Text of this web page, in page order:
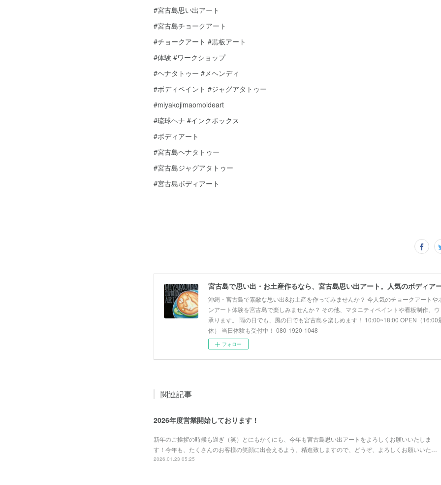
#宮古島思い出アート
#宮古島チョークアート
#チョークアート #黒板アート
#体験 #ワークショップ
#ヘナタトゥー #メヘンディ
#ボディペイント #ジャグアタトゥー
#miyakojimaomoideart
#琉球ヘナ #インクボックス
#ボディアート
#宮古島ヘナタトゥー
#宮古島ジャグアタトゥー
#宮古島ボディアート
沖縄・宮古島で素敵な思い出&お土産を作ってみませんか？ 今人気のチョークアートや
ンアート体験を宮古島で楽しみませんか？ その他、マタニティペイントや看板制作、
承ります。 雨の日でも、風の日でも宮古島を楽しめます！ 10:00~18:00 OPEN（16:00
休） 当日体験も受付中！ 080-1920-1048
フォロー
関連記事
2026年度営業開始しております！
新年のご挨拶の時候も過ぎ（笑）とにもかくにも、今年も宮古島思い出アートをよろしくお願いいたしま
す！今年も、たくさんのお客様の笑顔に出会えるよう、精進致しますので、どうぞ、よろしくお願いいた…
2026.01.23 05:25